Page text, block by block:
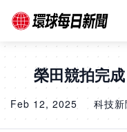
榮田競拍完
Feb 12, 2025 科技新